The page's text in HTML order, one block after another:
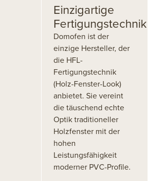
Einzigartige
Fertigungstechnik
Domofen ist der
einzige Hersteller, der
die HFL-
Fertigungstechnik
(Holz-Fenster-Look)
anbietet. Sie vereint
die täuschend echte
Optik traditioneller
Holzfenster mit der
hohen
Leistungsfähigkeit
moderner PVC-Profile.